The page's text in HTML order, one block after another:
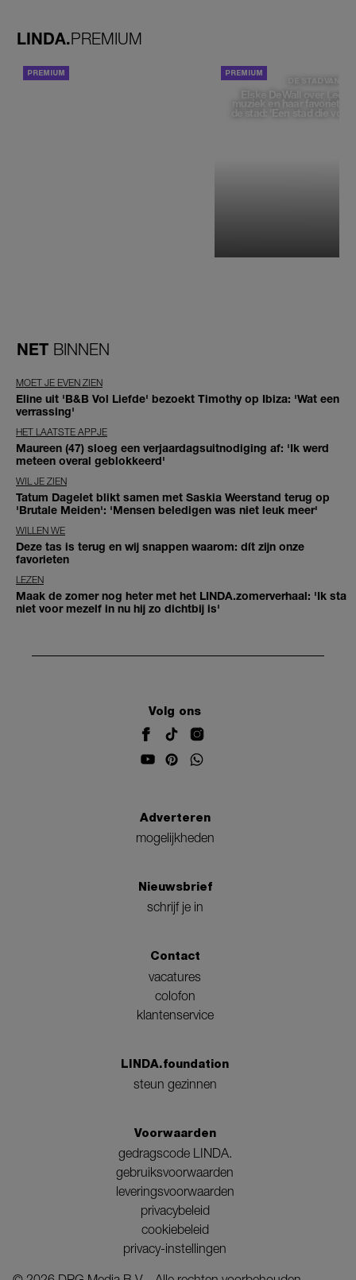
LINDA.PREMIUM
DE STAD VAN
Elske DeWall over
muziek en haar favoriete
de stad: 'Een stad die
NET BINNEN
MOET JE EVEN ZIEN
Eline uit 'B&B Vol Liefde' bezoekt Timothy op Ibiza: 'Wat een
verrassing'
HET LAATSTE APPJE
Maureen (47) sloeg een verjaardagsuitnodiging af: 'Ik werd
meteen overal geblokkeerd'
WIL JE ZIEN
Tatum Dagelet blikt samen met Saskia Weerstand terug op
'Brutale Meiden': 'Mensen beledigen was niet leuk meer'
WILLEN WE
Deze tas is terug en wij snappen waarom: dít zijn onze
favorieten
LEZEN
Maak de zomer nog heter met het LINDA.zomerverhaal: 'Ik sta
niet voor mezelf in nu hij zo dichtbij is'
Volg ons
Adverteren
mogelijkheden
Nieuwsbrief
schrijf je in
Contact
vacatures
colofon
klantenservice
LINDA.foundation
steun gezinnen
Voorwaarden
gedragscode LINDA.
gebruiksvoorwaarden
leveringsvoorwaarden
privacybeleid
cookiebeleid
privacy-instellingen